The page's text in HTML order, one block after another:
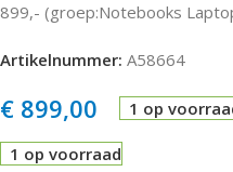
899,- (groep:Notebooks
Artikelnummer: A58664
€ 899,00 1 op
1 op voorraad